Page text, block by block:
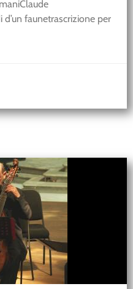
d’un faunetrascrizione per